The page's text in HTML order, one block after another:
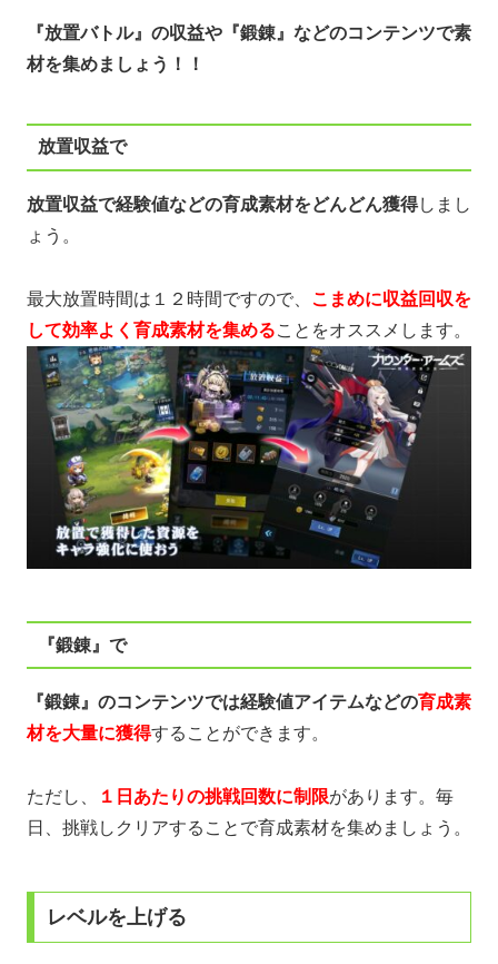
『放置バトル』の収益や『鍛錬』などのコンテンツで素
材を集めましょう！！
放置収益で
放置収益で経験値などの育成素材をどんどん獲得しまし
ょう。
最大放置時間は１２時間ですので、 こまめに収益回収を
して効率よく育成素材を集めることをオススメします。
『鍛錬』で
『鍛錬』のコンテンツでは経験値アイテムなどの育成素
材を大量に獲得することができます。
ただし、 １日あたりの挑戦回数に制限があります。毎
日、挑戦しクリアすることで育成素材を集めましょう。
レベルを上げる